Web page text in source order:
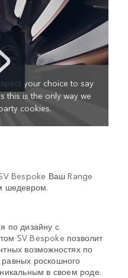
Bespoke Ваш Range
шедевром.
по дизайну с
SV Bespoke позволит
возможностях по
роскошного
в своем роде.
your choice to say
this is the only way we
cookies.